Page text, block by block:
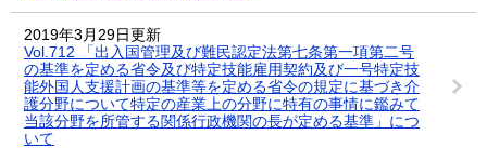
2019年3月29日更新
Vol.712 「出入国管理及び難民認定法第七条第一項第二号
の基準を定める省令及び特定技能雇用契約及び一号特定技
能外国人支援計画の基準等を定める省令の規定に基づき介
護分野について特定の産業上の分野に特有の事情に鑑みて
当該分野を所管する関係行政機関の長が定める基準」につ
いて